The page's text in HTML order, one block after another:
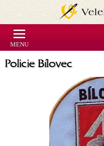
Policie Bílovec
MENU